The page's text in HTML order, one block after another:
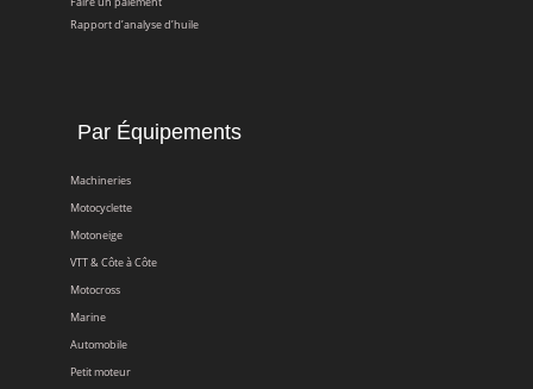
Rapport d’analyse d’huile
Par Équipements
Machineries
Motocyclette
Motoneige
VTT & Côte à Côte
Motocross
Marine
Automobile
Petit moteur